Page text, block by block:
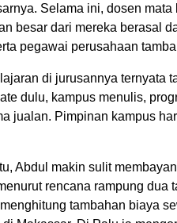
Selama ini, dosen
besar dari mereka berasal
pegawai perusahaan
di jurusannya ternyata
dulu, kampus menulis,
jualan. Pimpinan kampus
Abdul makin sulit
rencana rampung dua
tambahan biaya